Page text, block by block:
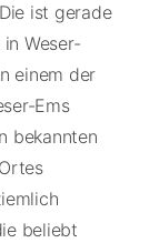
ist gerade
Weser-
einem der
Ems
bekannten
beliebt